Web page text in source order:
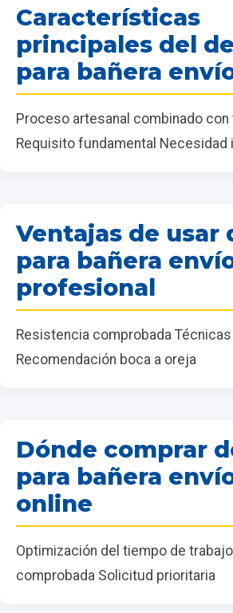
Características
principales del
para bañera
Proceso artesanal combinado
Requisito fundamental Necesidad
Ventajas de usar
para bañera
profesional
Resistencia comprobada
Recomendación boca a oreja
Dónde comprar
para bañera
online
Optimización del tiempo de
comprobada Solicitud prioritaria